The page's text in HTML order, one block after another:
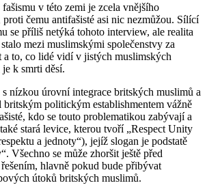
v této zemi je zcela vnějšího
proti čemu antifašisté asi nic nezmůžou. Sílící
se příliš netýká tohoto interview, ale realita
mezi muslimskými společenstvy za
a to, co lidé vidí v jistých muslimských
k smrti děsí.
nízkou úrovní integrace britských muslimů a
politickým establishmentem vážně
kdo se touto problematikou zabývají a
stará levice, kterou tvoří „Respect Unity
a jednoty“), jejíž slogan je podstatě
Všechno se může zhoršit ještě před
hlavně pokud bude přibývat
útoků britských muslimů.